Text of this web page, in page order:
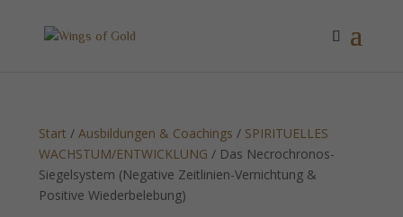
Start /Ausbildungen & Coachings / SPIRITUELLES
WACHSTUM/ENTWICKLUNG / Das Necrochronos-
Siegelsystem (Negative Zeitlinien-Vernichtung &
Positive Wiederbelebung)